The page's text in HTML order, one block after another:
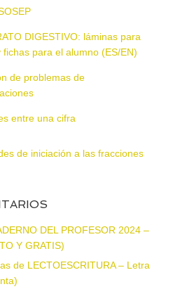
DIGESTIVO: láminas para
fichas para el alumno (ES/EN)
de problemas de
entre una cifra
de iniciación a las fracciones
DEL PROFESOR 2024 –
Y GRATIS)
de LECTOESCRITURA – Letra